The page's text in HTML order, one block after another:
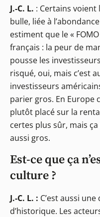
J.-C. L. : Certains
bulle, liée à
estiment que le «
français : la peur de
pousse les
risqué, oui, mais c’est
investisseurs
parier gros. En Europe
plutôt placé sur la
certes plus sûr, mais
aussi gros.
Est-ce que ça
culture ?
J.-C. L. : C’est aussi
d’historique. Les